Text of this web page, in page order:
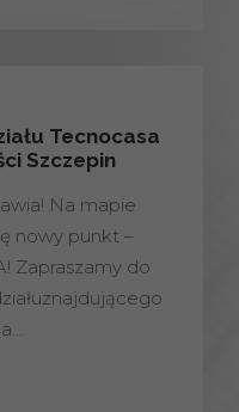
Tecnocasa
Szczepin
Na mapie
nowy punkt –
Zapraszamy do